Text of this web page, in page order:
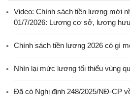
Video: Chính sách tiền lương mới
01/7/2026: Lương cơ sở, lương
Chính sách tiền lương 2026 có gì
Nhìn lại mức lương tối thiểu vùng
Đã có Nghị định 248/2025/NĐ-CP